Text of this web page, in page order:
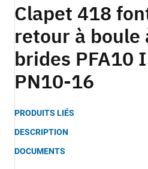
the
end
of
the
images
to
the
beginning
of
the
gallery
Clapet 418
retour à boule
brides PFA10
PN10-16
PRODUITS LIÉS
DESCRIPTION
DOCUMENTS